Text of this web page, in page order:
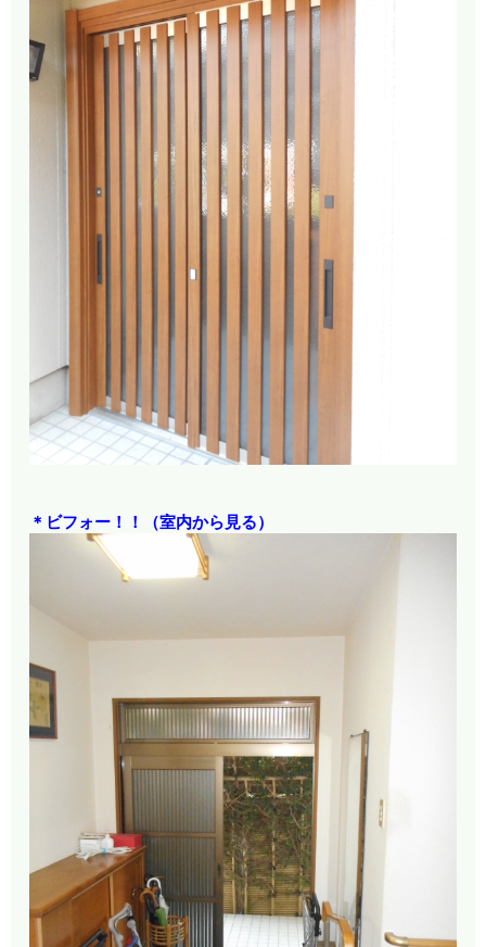
＊ビフォー！！（室内から見る）